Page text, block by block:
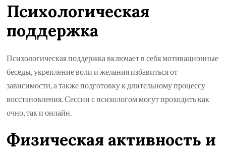
Психологическая
поддержка
Психологическая поддержка включает в себя мотивационные
беседы, укрепление воли и желания избавиться от
зависимости, а также подготовку к длительному процессу
восстановления. Сессии с психологом могут проходить как
очно, так и онлайн.
Физическая активность и